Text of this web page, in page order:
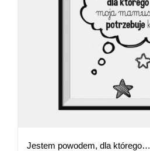
Jestem powodem, dla którego…